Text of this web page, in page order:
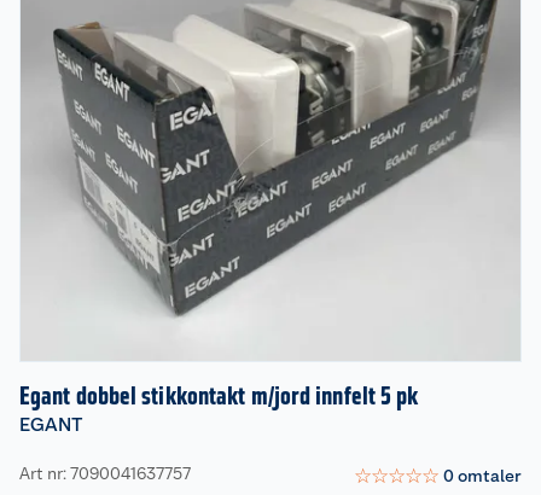
Egant dobbel stikkontakt m/jord innfelt 5 pk
EGANT
Art nr: 7090041637757 ☆☆☆☆☆ 0omtaler